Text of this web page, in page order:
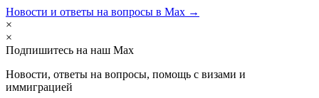
Новости и ответы на вопросы в Max →
×
×
Подпишитесь на наш Max
Новости, ответы на вопросы, помощь с визами и
иммиграцией